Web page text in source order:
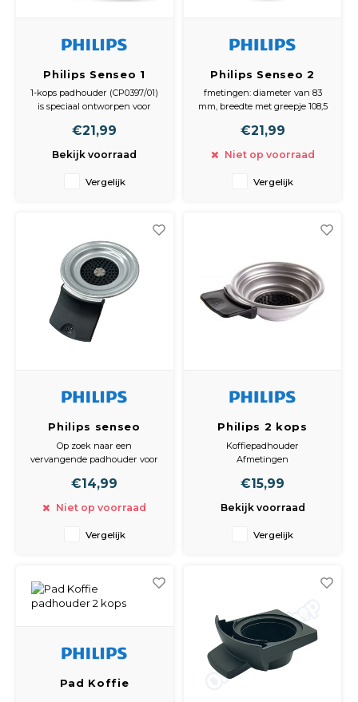
Philips Senseo 1
kops padhouder
CP0397/01,
1-kops padhouder (CP0397/01)
is speciaal ontworpen voor
koffiezetapparaat. Met
en een EAN-code van
identiek aan de nummers
€21,99
Bekijk voorraad
Vergelijk
Philips Senseo 2
kops padhouder
300006599771,
fmetingen: diameter van 83
mm, breedte met greepje 108,5
Vervangend artikelnummer:
CP2050/02.
€21,99
Niet op voorraad
Vergelijk
Philips senseo
Padhouder 1 kops
HD5009/01,
Op zoek naar een
vervangende padhouder voor
koffiemachine? Deze originele
1-kops HD7818, met
€14,99
Niet op voorraad
Vergelijk
Philips 2 kops
padhouder
422225944222
Koffiepadhouder
Afmetingen
€15,99
Bekijk voorraad
Vergelijk
Pad Koffie